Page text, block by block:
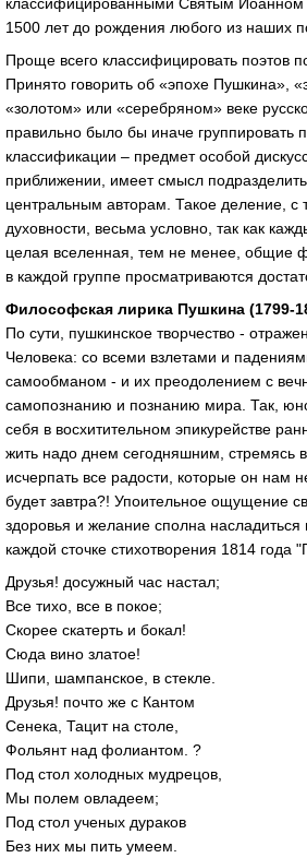
классифицированными Святым Иоанном
1500 лет до рождения любого из наших
Проще всего классифицировать поэтов
Принято говорить об «эпохе Пушкина»,
«золотом» или «серебряном» веке
правильно было бы иначе группировать
классификации – предмет особой
приближении, имеет смысл
центральным авторам. Такое деление, с
духовности, весьма условно, так как
целая вселенная, тем не менее, общие
в каждой группе просматриваются
Философская лирика Пушкина (1799-
По сути, пушкинское творчество -
Человека: со всеми взлетами и
самообманом - и их преодолением с
самопознанию и познанию мира. Так,
себя в восхитительном эпикурействе
жить надо днем сегодняшним, стремясь
исчерпать все радости, которые он нам
будет завтра?! Упоительное ощущение
здоровья и желание сполна насладиться
каждой сточке стихотворения 1814 года
Друзья! досужный час настал;
Все тихо, все в покое;
Скорее скатерть и бокал!
Сюда вино златое!
Шипи, шампанское, в стекле.
Друзья! почто же с Кантом
Сенека, Тацит на столе,
Фольянт над фолиантом. ?
Под стол холодных мудрецов,
Мы полем овладеем;
Под стол ученых дураков
Без них мы пить умеем.